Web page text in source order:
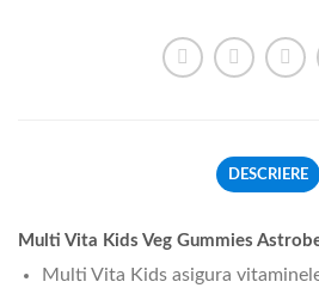
DESCRIERE
Multi Vita Kids Veg Gummies
Multi Vita Kids asigura